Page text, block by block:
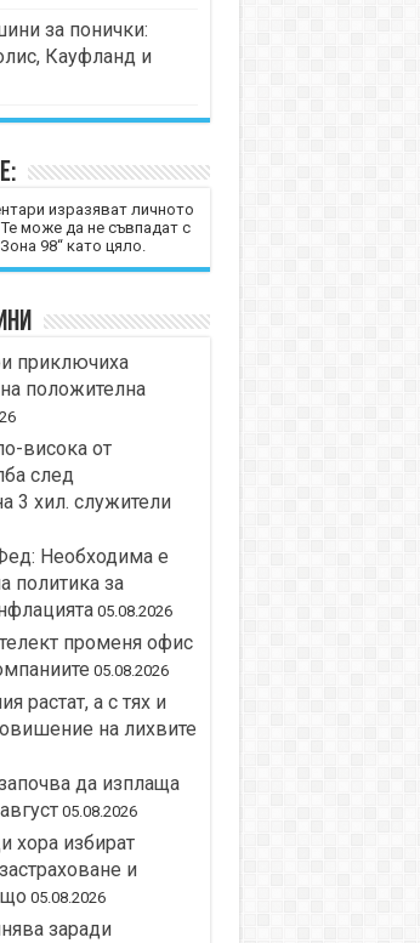
за понички:
Кауфланд и
изразяват личното
може да не съвпадат с
98“ като цяло.
приключиха
положителна
висока от
след
3 хил. служители
Необходима е
политика за
05.08.2026
променя офис
05.08.2026
растат, а с тях и
на лихвите
да изплаща
05.08.2026
хора избират
и
05.08.2026
заради